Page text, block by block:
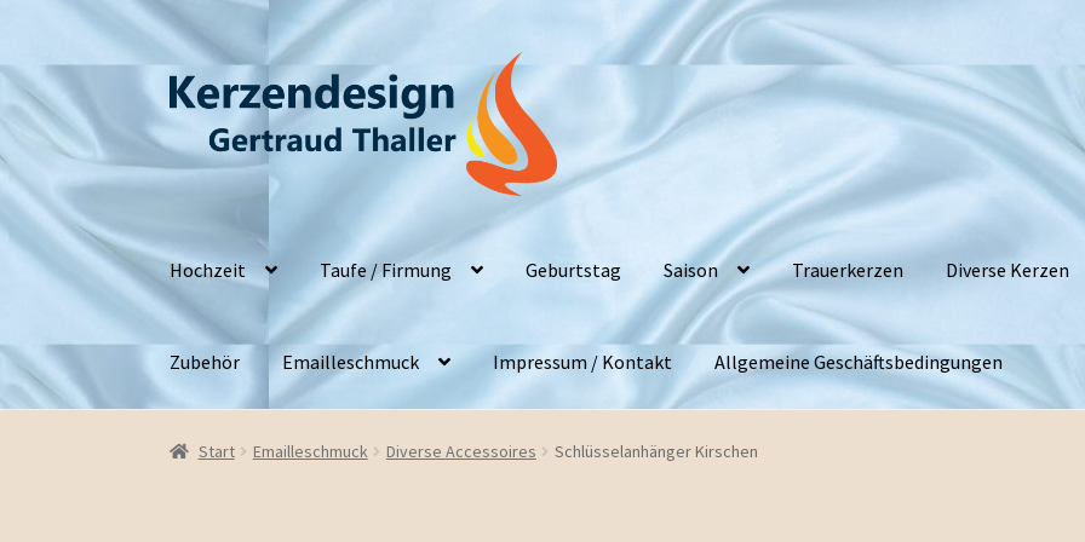
Zur
Navigation
springen
Zum
Inhalt
springen
Hochzeit Taufe / Firmung Geburtstag Saison Trauerkerzen Diverse Kerzen
Zubehör Emailleschmuck Impressum / Kontakt Allgemeine Geschäftsbedingungen
Start Emailleschmuck Diverse Accessoires Schlüsselanhänger Kirschen